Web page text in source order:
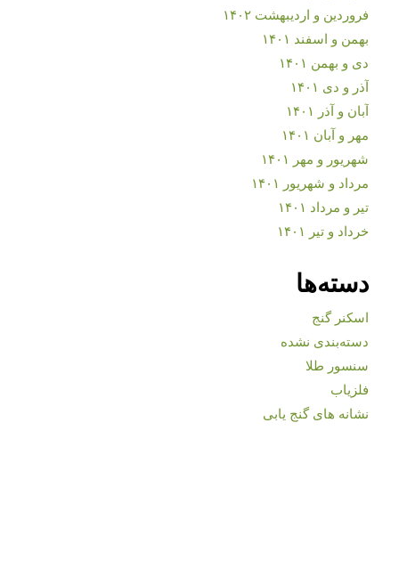
فروردین و اردیبهشت ۱۴۰۲
بهمن و اسفند ۱۴۰۱
دی و بهمن ۱۴۰۱
آذر و دی ۱۴۰۱
آبان و آذر ۱۴۰۱
مهر و آبان ۱۴۰۱
شهریور و مهر ۱۴۰۱
مرداد و شهریور ۱۴۰۱
تیر و مرداد ۱۴۰۱
خرداد و تیر ۱۴۰۱
دسته‌ها
اسکنر گنج
دسته‌بندی نشده
سنسور طلا
فلزیاب
نشانه های گنج یابی